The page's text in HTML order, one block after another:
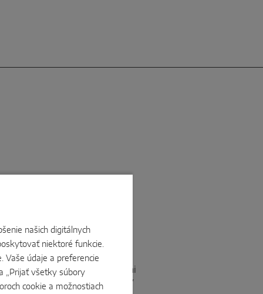
s rôznymi technickými
špecifickým potrebám. Všetky
našich digitálnych
niektoré funkcie.
Vaše údaje a preferencie
„Prijať všetky súbory
cookie a možnostiach